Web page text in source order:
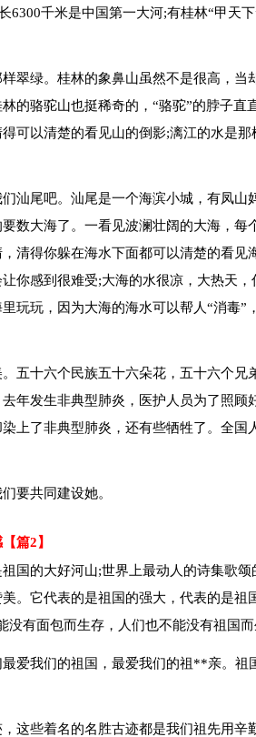
6300千米是中国第一大河;有桂林“甲天
翠绿。桂林的象鼻山虽然不是很高，当
的骆驼山也挺稀奇的，“骆驼”的脖子直
可以清楚的看见山的倒影;漓江的水是
汕尾吧。汕尾是一个海滨小城，有凤山
数大海了。一看见波澜壮阔的大海，每
清得你躲在海水下面都可以清楚的看见
你感到很难受;大海的水很凉，大热天
玩玩，因为大海的海水可以帮人“消毒”
五十六个民族五十六朵花，五十六个兄
年发生非典型肺炎，医护人员为了照顾
上了非典型肺炎，还有些牺牲了。全国
要共同建设她。
篇2】
国的大好河山;世界上最动人的诗集歌
。它代表的是祖国的强大，代表的是祖
没有面包而生存，人们也不能没有祖国而
爱我们的祖国，最爱我们的祖**亲。祖
这些着名的名胜古迹都是我们祖先用辛